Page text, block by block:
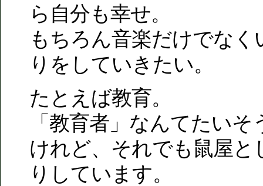
ら自分も幸せ。
もちろん音楽だけでな
りをしていきたい。
たとえば教育。
「教育者」なんてたい
けれど、それでも鼠屋と
りしています。